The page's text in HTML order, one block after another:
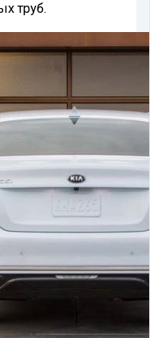
труб.